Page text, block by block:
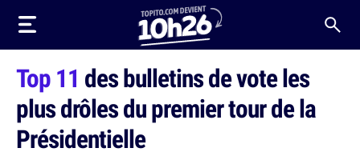
Top 11 des bulletins de vote les
plus drôles du premier tour de la
Présidentielle